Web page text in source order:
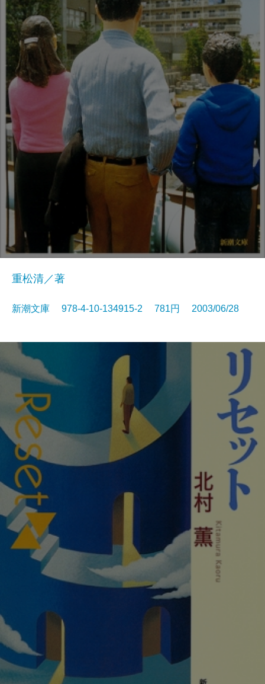
重松清／著
新潮文庫 978-4-10-134915-2 781円 2003/06/28